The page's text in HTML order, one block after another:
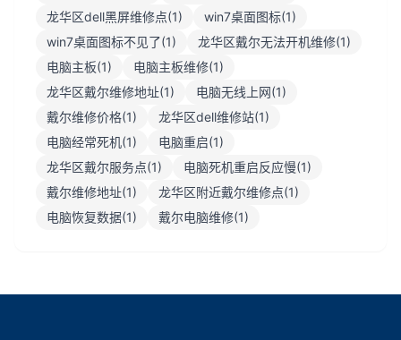
龙华区dell黑屏维修点(1)
win7桌面图标(1)
win7桌面图标不见了(1)
龙华区戴尔无法开机维修(1)
电脑主板(1)
电脑主板维修(1)
龙华区戴尔维修地址(1)
电脑无线上网(1)
戴尔维修价格(1)
龙华区dell维修站(1)
电脑经常死机(1)
电脑重启(1)
龙华区戴尔服务点(1)
电脑死机重启反应慢(1)
戴尔维修地址(1)
龙华区附近戴尔维修点(1)
电脑恢复数据(1)
戴尔电脑维修(1)